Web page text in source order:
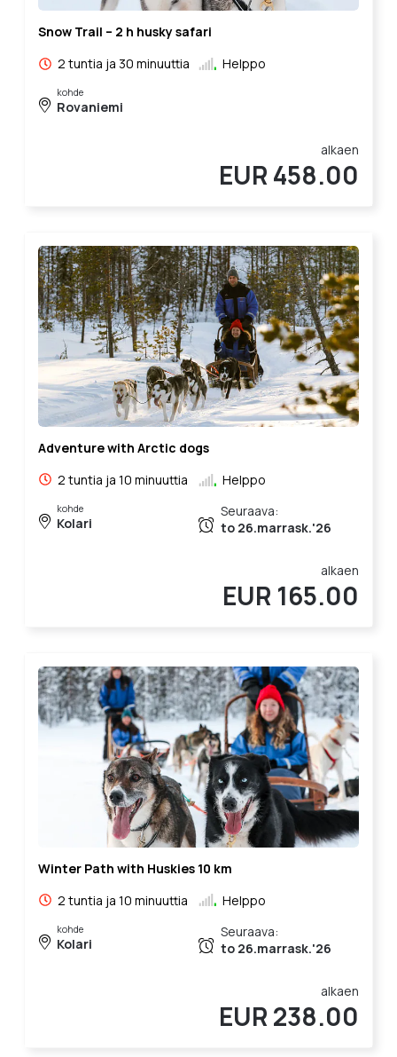
Snow Trail – 2 h husky safari
2 tuntia ja 30 minuuttia
Helppo
kohde
Rovaniemi
alkaen
EUR 458.00
Adventure with Arctic dogs
2 tuntia ja 10 minuuttia
Helppo
kohde
Kolari
Seuraava:
to 26.marrask.'26
alkaen
EUR 165.00
Winter Path with Huskies 10 km
2 tuntia ja 10 minuuttia
Helppo
kohde
Kolari
Seuraava:
to 26.marrask.'26
alkaen
EUR 238.00